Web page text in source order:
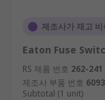
제조사가 재고 비
Eaton Fuse
RS 제품 번호 262-241
제조사 부품 번호
Subtotal (1 unit)